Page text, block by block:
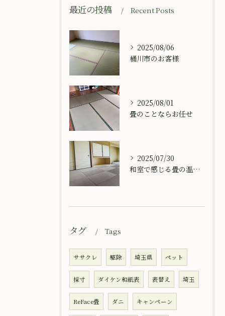
最近の投稿 Recent Posts
2025/08/06
桶川市のお客様
2025/08/01
畳のことならお任せ
2025/07/30
和室で感じる畳の温もり
タグ Tags
ササクレ 駆除 埼玉県 ペット
採寸 ダイケン和紙表 表替え 埼玉
ReFace畳 ダニ キャンペーン